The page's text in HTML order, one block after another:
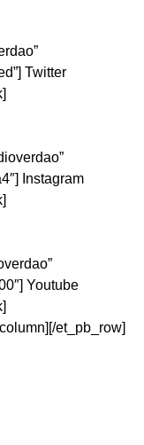
Twitter
Instagram
Youtube
et_pb_row]